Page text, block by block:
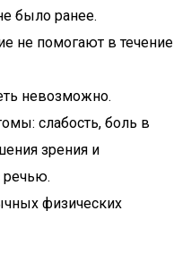
было ранее.
не помогают в течение
невозможно.
слабость, боль в
зрения и
речью.
физических